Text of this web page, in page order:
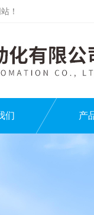
！
们 产